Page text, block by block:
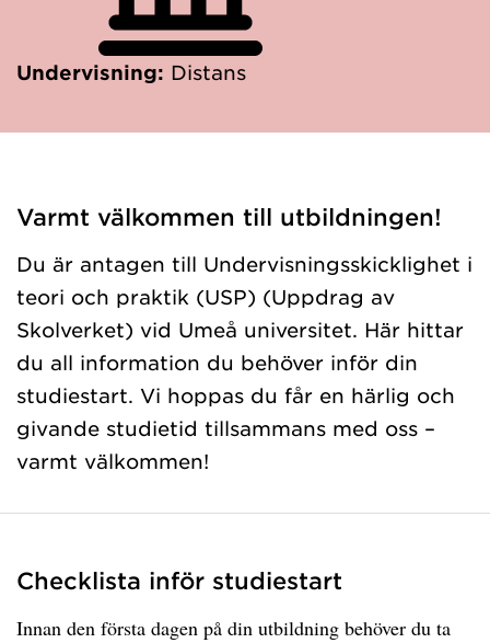
Undervisning: Distans
Varmt välkommen till utbildningen!
Du är antagen till Undervisningsskicklighet i
teori och praktik (USP) (Uppdrag av
Skolverket) vid Umeå universitet. Här hittar
du all information du behöver inför din
studiestart. Vi hoppas du får en härlig och
givande studietid tillsammans med oss –
varmt välkommen!
Checklista inför studiestart
Innan den första dagen på din utbildning behöver du ta